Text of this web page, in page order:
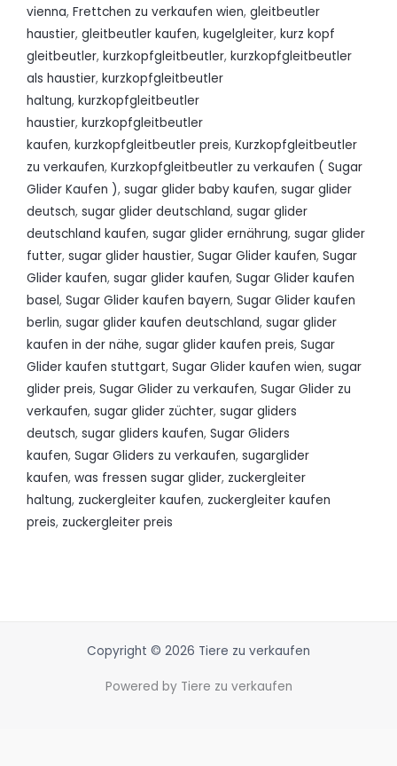
vienna, Frettchen zu verkaufen wien, gleitbeutler
haustier, gleitbeutler kaufen, kugelgleiter, kurz kopf
gleitbeutler, kurzkopfgleitbeutler, kurzkopfgleitbeutler
als haustier, kurzkopfgleitbeutler
haltung, kurzkopfgleitbeutler
haustier, kurzkopfgleitbeutler
kaufen, kurzkopfgleitbeutler preis, Kurzkopfgleitbeutler
zu verkaufen, Kurzkopfgleitbeutler zu verkaufen ( Sugar
Glider Kaufen ), sugar glider baby kaufen, sugar glider
deutsch, sugar glider deutschland, sugar glider
deutschland kaufen, sugar glider ernährung, sugar glider
futter, sugar glider haustier, Sugar Glider kaufen, Sugar
Glider kaufen, sugar glider kaufen, Sugar Glider kaufen
basel, Sugar Glider kaufen bayern, Sugar Glider kaufen
berlin, sugar glider kaufen deutschland, sugar glider
kaufen in der nähe, sugar glider kaufen preis, Sugar
Glider kaufen stuttgart, Sugar Glider kaufen wien, sugar
glider preis, Sugar Glider zu verkaufen, Sugar Glider zu
verkaufen, sugar glider züchter, sugar gliders
deutsch, sugar gliders kaufen, Sugar Gliders
kaufen, Sugar Gliders zu verkaufen, sugarglider
kaufen, was fressen sugar glider, zuckergleiter
haltung, zuckergleiter kaufen, zuckergleiter kaufen
preis, zuckergleiter preis
Copyright © 2026 Tiere zu verkaufen
Powered by Tiere zu verkaufen